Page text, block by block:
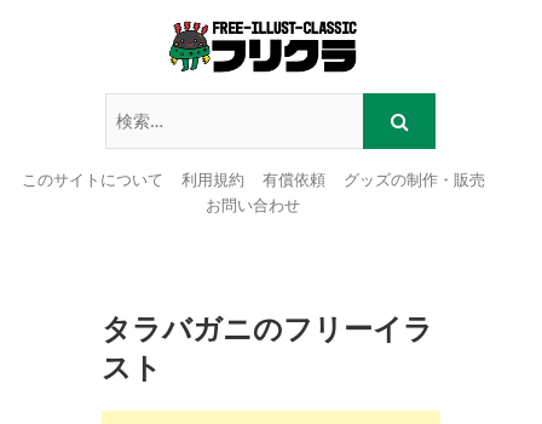
このサイトについて 利用規約 有償依頼
グッズの制作・販売
お問い合わせ
タラバガニのフリーイラ
スト